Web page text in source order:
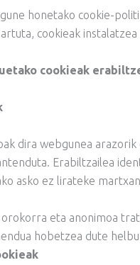
honetako cookie-
cookieak
cookieak
dira webgunea
Erabiltzailea
asko ez lirateke
eta anonimoa
hobetzea dute